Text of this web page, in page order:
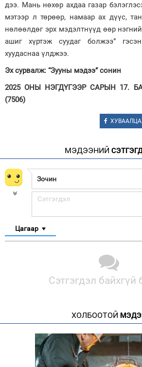
дээ. Мань нөхөр ахдаа газар
мэтээр л төрөөр, намаар ах дүүс,
нөлөөлдөг эрх мэдэлтнүүд өөр
ашиг хүртэж суудаг болжээ”
хуудаснаа үлджээ.
Эх сурвалж: “Зууны мэдээ” сонин
2025 ОНЫ НЭГДҮГЭЭР САРЫН 17.
(7506)
МЭДЭЭНИЙ
Цагаар
Сэтгэгдэл байхгүй
ХОЛБООТОЙ